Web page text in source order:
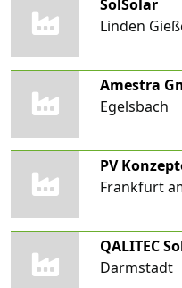
SolSolar
Linden
Amestra
Egelsbach
PV
Frankfurt
QALITEC
Darmstadt